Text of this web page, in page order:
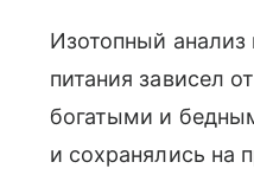
Изотопный анализ
питания зависел
богатыми и
и сохранялись на